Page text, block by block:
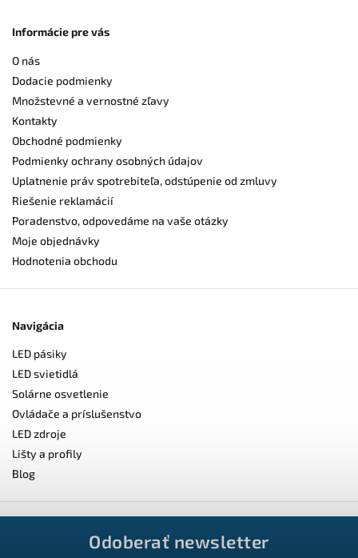
Informácie pre vás
O nás
Dodacie podmienky
Množstevné a vernostné zľavy
Kontakty
Obchodné podmienky
Podmienky ochrany osobných údajov
Uplatnenie práv spotrebiteľa, odstúpenie od zmluvy
Riešenie reklamácií
Poradenstvo, odpovedáme na vaše otázky
Moje objednávky
Hodnotenia obchodu
Navigácia
LED pásiky
LED svietidlá
Solárne osvetlenie
Ovládače a príslušenstvo
LED zdroje
Lišty a profily
Blog
Odoberať newsletter